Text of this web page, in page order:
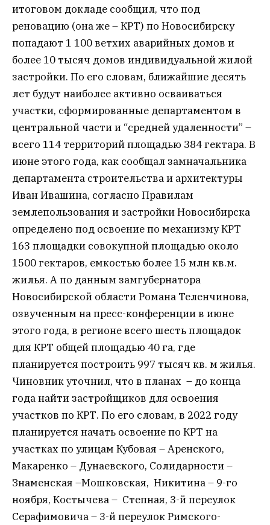
итоговом докладе сообщил, что под
реновацию (она же – КРТ) по Новосибирску
попадают 1 100 ветхих аварийных домов и
более 10 тысяч домов индивидуальной жилой
застройки. По его словам, ближайшие десять
лет будут наиболее активно осваиваться
участки, сформированные департаментом в
центральной части и “средней удаленности” –
всего 114 территорий площадью 384 гектара. В
июне этого года, как сообщал замначальника
департамента строительства и архитектуры
Иван Ивашина, согласно Правилам
землепользования и застройки Новосибирска
определено под освоение по механизму КРТ
163 площадки совокупной площадью около
1500 гектаров, емкостью более 15 млн кв.м.
жилья. А по данным замгубернатора
Новосибирской области Романа Теленчинова,
озвученным на пресс-конференции в июне
этого года, в регионе всего шесть площадок
для КРТ общей площадью 40 га, где
планируется построить 997 тысяч кв. м жилья.
Чиновник уточнил, что в планах – до конца
года найти застройщиков для освоения
участков по КРТ. По его словам, в 2022 году
планируется начать освоение по КРТ на
участках по улицам Кубовая – Аренского,
Макаренко – Дунаевского, Солидарности –
Знаменская –Мошковская, Никитина – 9-го
ноября, Костычева – Степная, 3-й переулок
Серафимовича – 3-й переулок Римского-